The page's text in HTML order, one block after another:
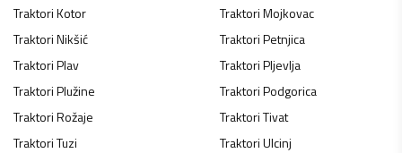
TraktoriKotor TraktoriMojkovac
TraktoriNikšić TraktoriPetnjica
TraktoriPlav TraktoriPljevlja
TraktoriPlužine TraktoriPodgorica
TraktoriRožaje TraktoriTivat
TraktoriTuzi TraktoriUlcinj